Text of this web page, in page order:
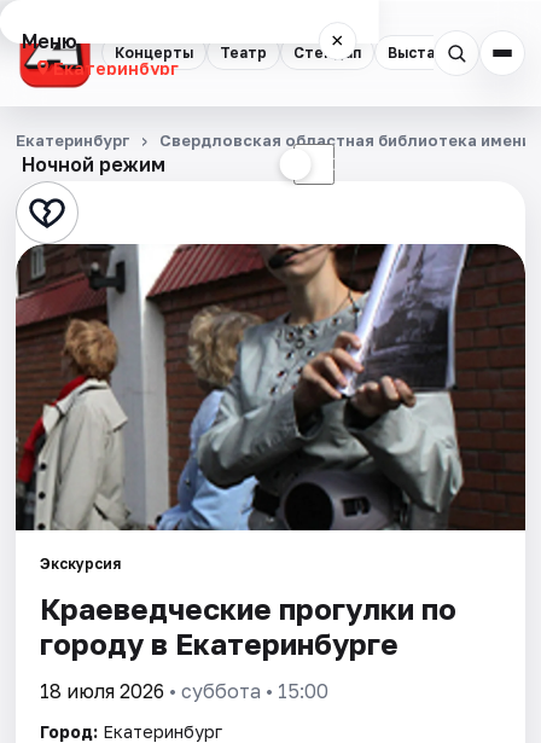
Концерты Театр Стендап Выставки
Меню ×
Екатеринбург
Концерты
Театр
Стендап
Выставки
Квесты
Экскурсии
Спорт
События
Города
Площадки
Ночной режим ☾
Екатеринбург Свердловская областная библиотека имени
Экскурсия
Краеведческие прогулки по
городу в Екатеринбурге
18 июля 2026 • суббота • 15:00
Город: Екатеринбург